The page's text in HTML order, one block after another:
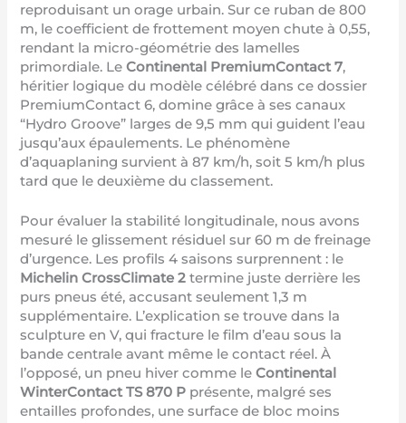
reproduisant un orage urbain. Sur ce ruban de 800
m, le coefficient de frottement moyen chute à 0,55,
rendant la micro-géométrie des lamelles
primordiale. LeContinental PremiumContact 7,
héritier logique du modèle célébré dans ce dossier
PremiumContact 6, domine grâce à ses canaux
“Hydro Groove” larges de 9,5 mm qui guident l’eau
jusqu’aux épaulements. Le phénomène
d’aquaplaning survient à 87 km/h, soit 5 km/h plus
tard que le deuxième du classement.
Pour évaluer la stabilité longitudinale, nous avons
mesuré le glissement résiduel sur 60 m de freinage
d’urgence. Les profils 4 saisons surprennent : le
Michelin CrossClimate 2 termine juste derrière les
purs pneus été, accusant seulement 1,3 m
supplémentaire. L’explication se trouve dans la
sculpture en V, qui fracture le film d’eau sous la
bande centrale avant même le contact réel. À
l’opposé, un pneu hiver comme leContinental
WinterContact TS 870 P présente, malgré ses
entailles profondes, une surface de bloc moins